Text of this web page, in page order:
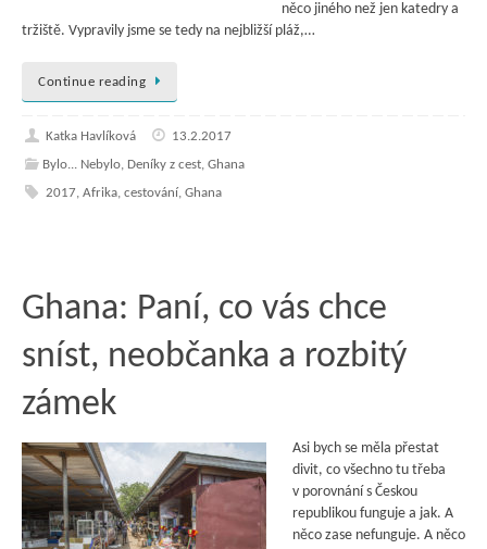
něco jiného než jen katedry a
tržiště. Vypravily jsme se tedy na nejbližší pláž,…
Continue reading
Katka Havlíková
13.2.2017
Bylo... Nebylo, Deníky z cest, Ghana
2017, Afrika, cestování, Ghana
Ghana: Paní, co vás chce
sníst, neobčanka a rozbitý
zámek
Asi bych se měla přestat
divit, co všechno tu třeba
v porovnání s Českou
republikou funguje a jak. A
něco zase nefunguje. A něco